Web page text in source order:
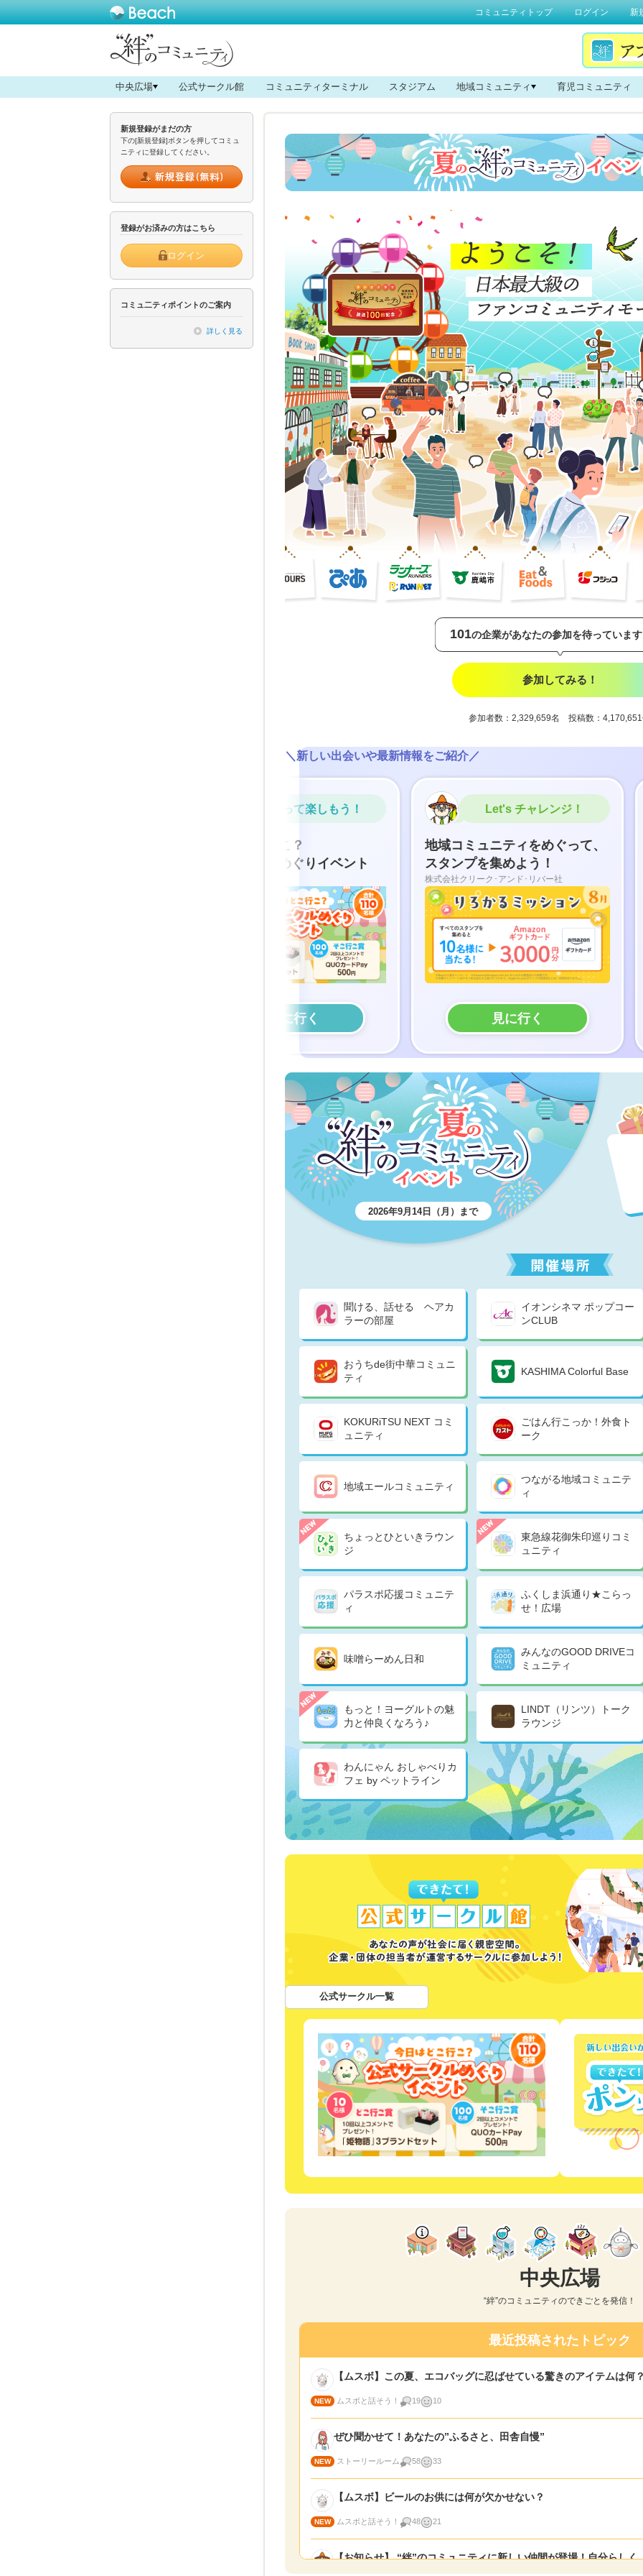
コミュニティトップ ログイン 新
中央広場 公式サークル館 コミュニティターミナル スタジアム 地域コミュニティ 育児コミュニティ
新規登録がまだの方
下の[新規登録]ボタンを押してコミュ
ニティに登録してください。
登録がお済みの方はこちら
ログイン
コミュ二ティポイントのご案内
詳しく見る
101の企業があなたの参加を待っていま
参加してみる！
参加者数：2,329,659名 投稿数：
＼新しい出会いや最新情報をご紹介／
めぐって楽しもう！
公式サークルめぐりイベント
見に行く
Let's チャレンジ！
地域コミュニティをめぐって、
スタンプを集めよう！
株式会社クリーク･アンド･リバー社
見に行く
2026年9月14日（月）まで
聞ける、話せる ヘアカ
ラーの部屋
イオンシネマ ポップコー
ンCLUB
おうちde街中華コミュニ
ティ
KASHIMA Colorful Base
KOKURiTSU NEXT コミ
ュニティ
ごはん行こっか！外食ト
ーク
地域エールコミュニティ
つながる地域コミュニテ
ィ
ちょっとひといきラウン
ジ
東急線花御朱印巡りコミ
ュニティ
パラスポ応援コミュニテ
ィ
ふくしま浜通り★こらっ
せ！広場
味噌らーめん日和
みんなのGOOD DRIVEコ
ミュニティ
もっと！ヨーグルトの魅
力と仲良くなろう♪
LINDT（リンツ）トーク
ラウンジ
わんにゃん おしゃべりカ
フェ by ペットライン
公式サークル一覧
中央広場
“絆”のコミュニティのできごとを発信！
最近投稿されたトピック
【ムスボ】この夏、エコバッグに忍ばせている驚きのアイテムは何
ムスボと話そう！ 19 10
ぜひ聞かせて！あなたの”ふるさと、田舎自慢”
ストーリールーム 58 33
【ムスボ】ビールのお供には何が欠かせない？
ムスボと話そう！ 48 21
【お知らせ】 “絆”のコミュニティに新しい仲間が登場！自分らし